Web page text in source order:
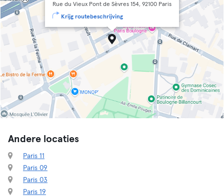
Rue du Vieux Pont de Sèvres 154, 92100 Paris
Krijg routebeschrijving
Andere locaties
Paris 11
Paris 09
Paris 03
Paris 19